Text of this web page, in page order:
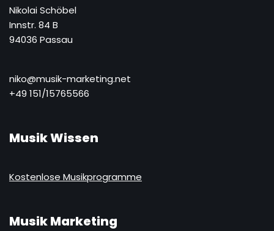
Nikolai Schöbel
Innstr. 84 B
94036 Passau
niko@musik-marketing.net
+49 151/15765566
Musik Wissen
Kostenlose Musikprogramme
Musik Marketing